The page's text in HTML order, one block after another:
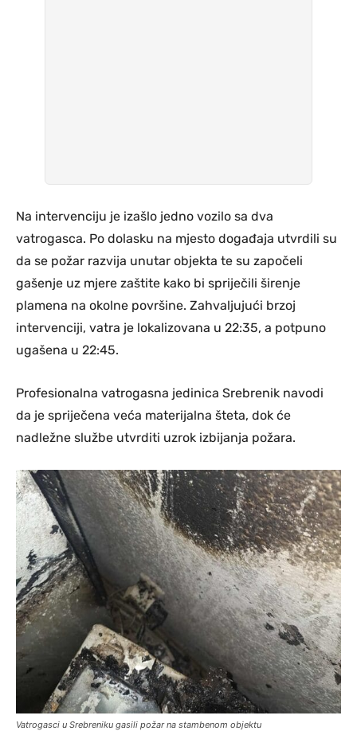
Na intervenciju je izašlo jedno vozilo sa dva
vatrogasca. Po dolasku na mjesto događaja utvrdili su
da se požar razvija unutar objekta te su započeli
gašenje uz mjere zaštite kako bi spriječili širenje
plamena na okolne površine. Zahvaljujući brzoj
intervenciji, vatra je lokalizovana u 22:35, a potpuno
ugašena u 22:45.
Profesionalna vatrogasna jedinica Srebrenik navodi
da je spriječena veća materijalna šteta, dok će
nadležne službe utvrditi uzrok izbijanja požara.
Vatrogasci u Srebreniku gasili požar na stambenom objektu